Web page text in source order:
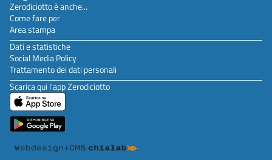
Zerodiciotto è anche...
Come fare per
Area stampa
Dati e statistiche
Social Media Policy
Trattamento dei dati personali
Scarica qui l'app Zerodiciotto